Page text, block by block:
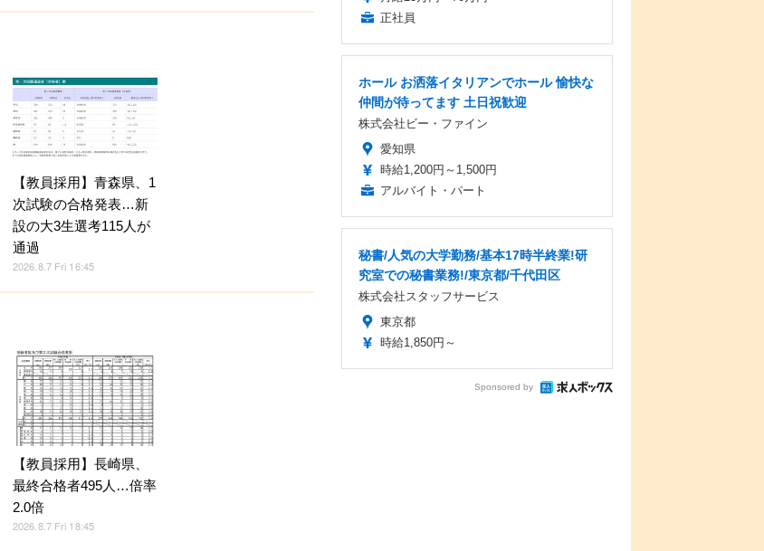
【教員採用】青森県、1
次試験の合格発表…新
設の大3生選考115人が
通過
2026.8.7 Fri 16:45
【教員採用】長崎県、
最終合格者495人…倍率
2.0倍
2026.8.7 Fri 18:45
正社員
ホール お洒落イタリアンでホール 愉快な
仲間が待ってます 土日祝歓迎
株式会社ビー・ファイン
愛知県
時給1,200円～1,500円
アルバイト・パート
秘書/人気の大学勤務/基本17時半終業!研
究室での秘書業務!/東京都/千代田区
株式会社スタッフサービス
東京都
時給1,850円～
Sponsored by